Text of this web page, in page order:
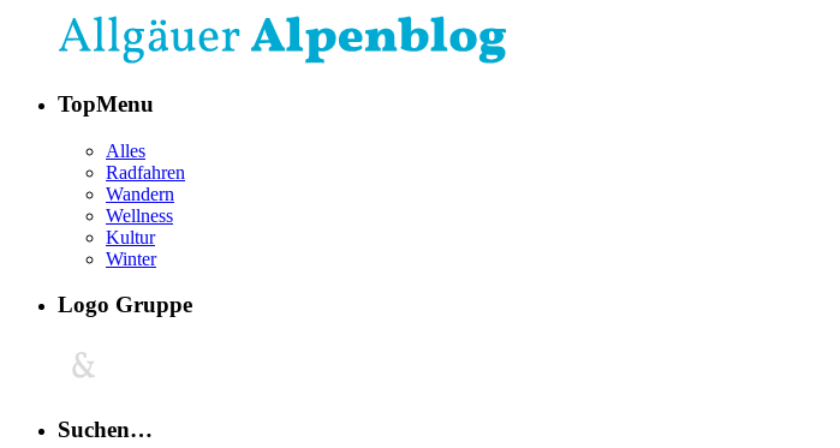
TopMenu
Alles
Radfahren
Wandern
Wellness
Kultur
Winter
Logo Gruppe
Suchen…